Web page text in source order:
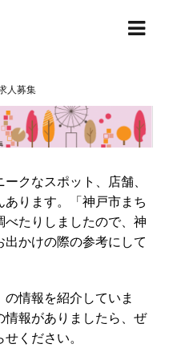
人募集
クなスポット、店舗、
ります。「神戸市まち
たりしましたので、神
かけの際の参考にして
情報を紹介していま
報がありましたら、ぜ
ください。